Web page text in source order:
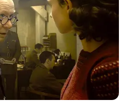
a través de un GPS y lo
comuna 1 de Medellín